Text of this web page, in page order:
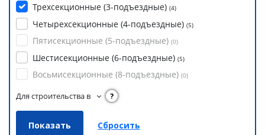
Трехсекционные (3-подъездные) (4)
Четырехсекционные (4-подъездные) (5)
Пятисекционные (5-подъездные) (0)
Шестисекционные (6-подъездные) (5)
Восьмисекционные (8-подъездные) (0)
Для строительства в ?